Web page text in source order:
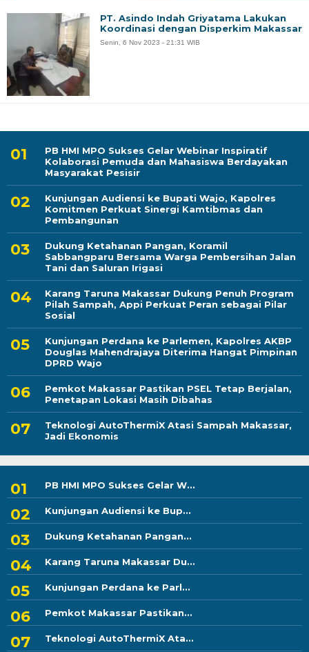
PB HMI MPO Sukses Gelar Webinar Inspiratif
Kolaborasi Pemuda dan Mahasiswa Berdayakan
Masyarakat Pesisir
Kunjungan Audiensi ke Bupati Wajo, Kapolres
Komitmen Perkuat Sinergi Kamtibmas dan
Pembangunan
Dukung Ketahanan Pangan, Koramil
Sabbangparu Bersama Warga Pembersihan Jalan
Tani dan Saluran Irigasi
Karang Taruna Makassar Dukung Penuh Program
Pilah Sampah, Appi Perkuat Peran sebagai Pilar
Sosial
Kunjungan Perdana ke Parlemen, Kapolres AKBP
Douglas Mahendrajaya Diterima Hangat Pimpinan
DPRD Wajo
Pemkot Makassar Pastikan PSEL Tetap Berjalan,
Penetapan Lokasi Masih Dibahas
Teknologi AutoThermiX Atasi Sampah Makassar,
Jadi Ekonomis
PB HMI MPO Sukses Gelar W...
Kunjungan Audiensi ke Bup...
Dukung Ketahanan Pangan...
Karang Taruna Makassar Du...
Kunjungan Perdana ke Parl...
Pemkot Makassar Pastikan...
Teknologi AutoThermiX Ata...
PT. Asindo Indah Griyatama Lakukan
Koordinasi dengan Disperkim Makassar
Senin, 6 Nov 2023 - 21:31 WIB